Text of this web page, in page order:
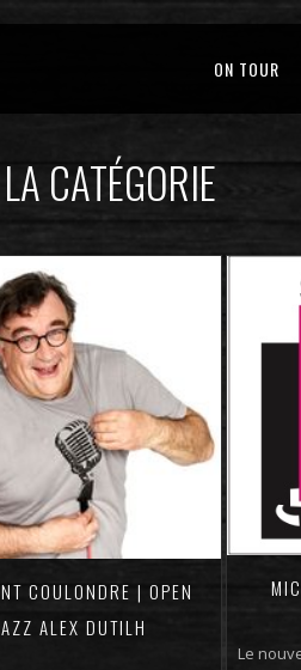
ON TOUR
LA CATÉGORIE
COULONDRE | OPEN
ALEX DUTILH
Le